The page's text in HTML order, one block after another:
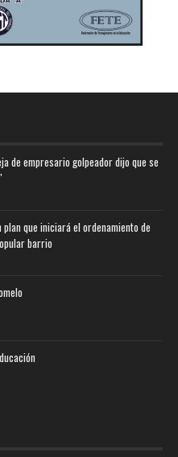
de empresario golpeador dijo que se
plan que iniciará el ordenamiento de
barrio